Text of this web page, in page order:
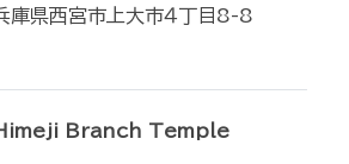
庫県西宮市上大市４丁目8-8
Branch Temple